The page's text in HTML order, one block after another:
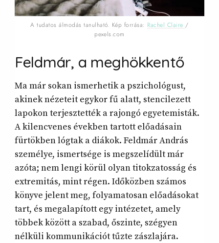
A tudatos álmodás tanulható. Kép forrása: Rachel Claire /
pexels.com
Feldmár, a meghökkentő
Ma már sokan ismerhetik a pszichológust,
akinek nézeteit egykor fű alatt, stencilezett
lapokon terjesztették a rajongó egyetemisták.
A kilencvenes években tartott előadásain
fürtökben lógtak a diákok. Feldmár András
személye, ismertsége is megszelídült már
azóta; nem lengi körül olyan titokzatosság és
extremitás, mint régen. Időközben számos
könyve jelent meg, folyamatosan előadásokat
tart, és megalapított egy intézetet, amely
többek között a szabad, őszinte, szégyen
nélküli kommunikációt tűzte zászlajára.